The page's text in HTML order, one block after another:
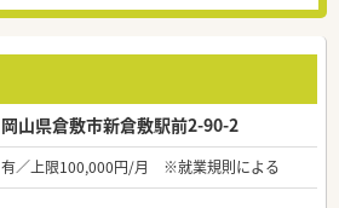
岡山県倉敷市新倉敷駅前2-90-2
有／上限100,000円/月 ※就業規則による